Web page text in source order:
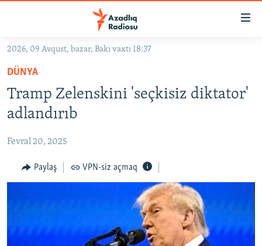
Əsas
qayıt
Əsas
naviqasiyaya
qayıt
Axtarışa
KORRUPSIOMETR
FƏRQƏ BAX
QANUNI DOĞRU
VIDEO
RADIO ARXIV
2026, 09 Avqust, bazar, Bakı vaxtı 18:37
DÜNYA
Tramp Zelenskini 'seçkisiz diktator'
adlandırıb
Fevral 20, 2025
Paylaş VPN-siz açmaq